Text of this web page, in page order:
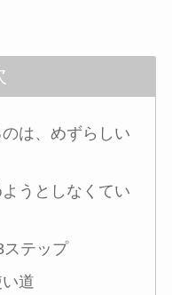
は、めずらしい
うとしなくてい
ステップ
道